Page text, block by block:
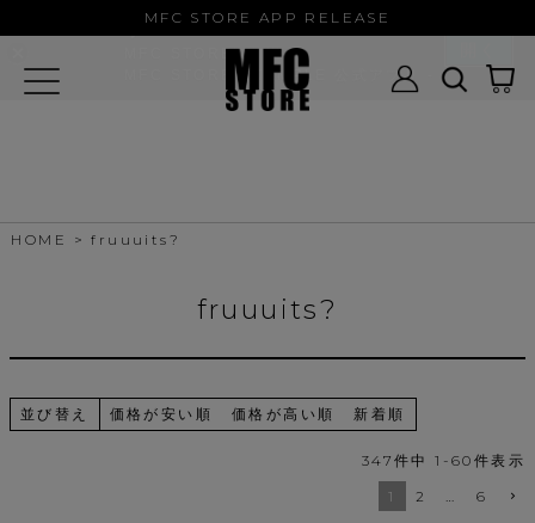
MFC STORE APP RELEASE
HOME fruuuits?
fruuuits?
並び替え 価格が安い順 価格が高い順 新着順
347 件中 1 - 60 件表示
1
2 … 6
MFC STORE
MFC STORE/EXAMPLE 公式アプリ -
Google Play